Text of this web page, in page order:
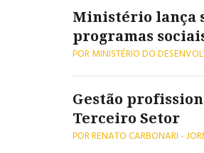
Ministério lança
programas
POR MINISTÉRIO DO
Gestão
Terceiro Setor
POR RENATO CARBONARI -